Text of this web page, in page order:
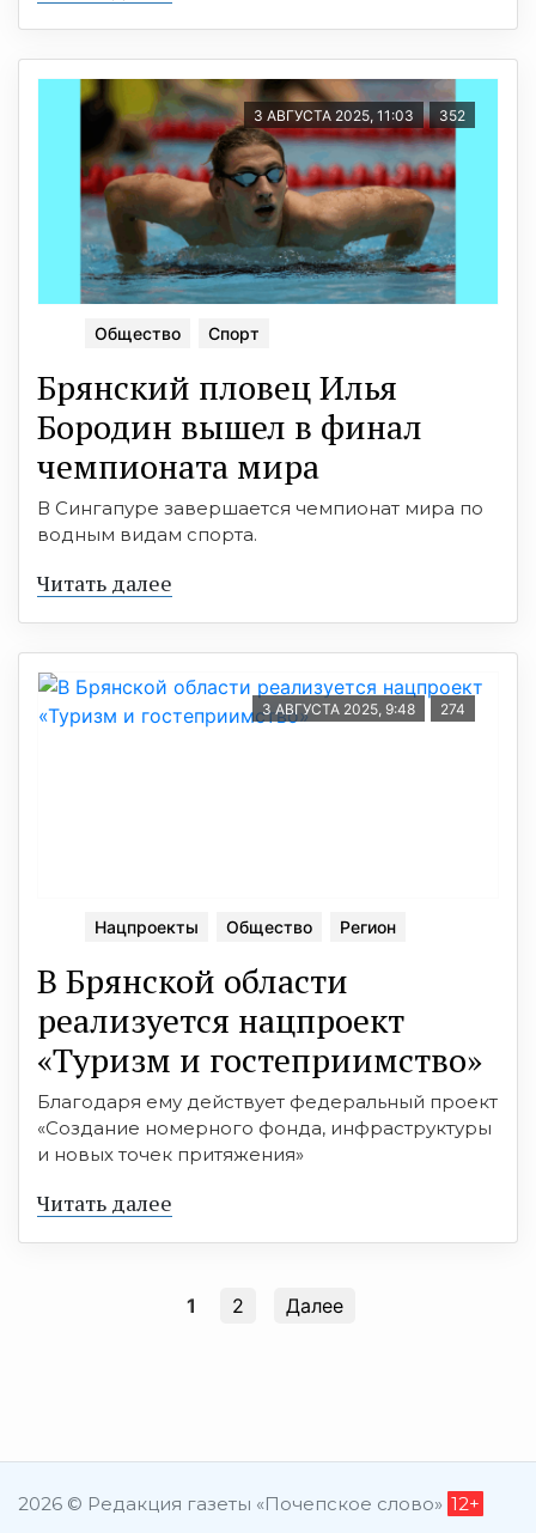
3 АВГУСТА 2025, 11:03 352
Общество Спорт
Брянский пловец Илья
Бородин вышел в финал
чемпионата мира
В Сингапуре завершается чемпионат мира по
водным видам спорта.
Читать далее
3 АВГУСТА 2025, 9:48 274
Нацпроекты Общество Регион
В Брянской области
реализуется нацпроект
«Туризм и гостеприимство»
Благодаря ему действует федеральный проект
«Создание номерного фонда, инфраструктуры
и новых точек притяжения»
Читать далее
1 2 Далее
2026 © Редакция газеты «Почепское слово» 12+